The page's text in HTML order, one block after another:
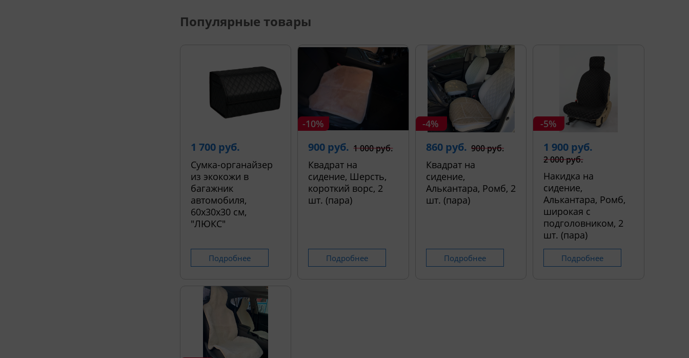
Популярные товары
1 700 руб.
Сумка-органайзер
из экокожи в
багажник
автомобиля,
60х30х30 см,
"ЛЮКС"
Подробнее
-10%
900 руб. 1 000 руб.
Квадрат на
сидение, Шерсть,
короткий ворс, 2
шт. (пара)
Подробнее
-4%
860 руб. 900 руб.
Квадрат на
сидение,
Алькантара, Ромб, 2
шт. (пара)
Подробнее
-5%
1 900 руб.
2 000 руб.
Накидка на
сидение,
Алькантара, Ромб,
широкая с
подголовником, 2
шт. (пара)
Подробнее